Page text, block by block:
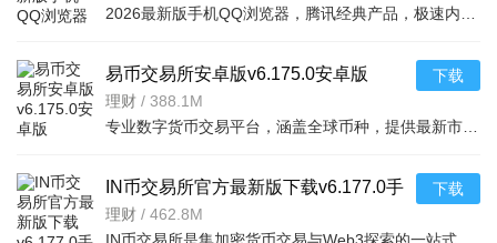
易币交易所安卓版v6.175.0安卓版
理财 / 388.1M
下载
IN币交易所官方最新版下载v6.177.0手
机版
理财 / 462.8M
下载